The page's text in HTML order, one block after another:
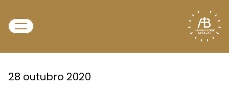
28 outubro 2020